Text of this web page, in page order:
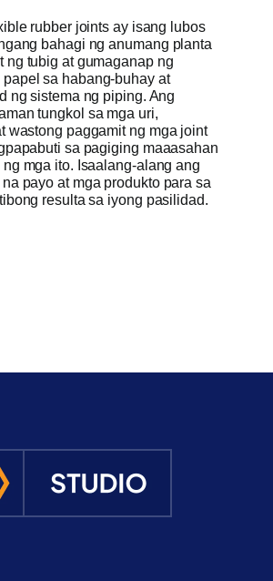
rubber joints ay isang lubos
bahagi ng anumang planta
ng tubig at gumaganap ng
sa habang-buhay at
ng sistema ng piping. Ang
tungkol sa mga uri,
wastong paggamit ng mga joint
sa pagiging maaasahan
mga ito. Isaalang-alang ang
payo at mga produkto para sa
resulta sa iyong pasilidad.